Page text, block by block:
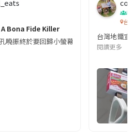
A Bona Fide Killer
曉振終於要回歸小螢幕啦!這次的劇本改編
co
吹
台灣
台灣地鐵宣
閱讀更多